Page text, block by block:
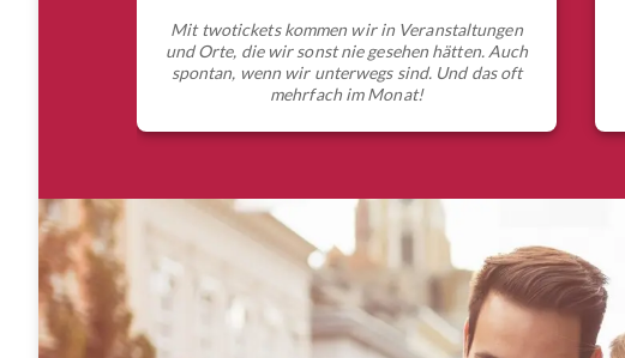
Mit twotickets kommen wir in Veranstaltungen
und Orte, die wir sonst nie gesehen hätten. Auch
spontan, wenn wir unterwegs sind. Und das oft
mehrfach im Monat!